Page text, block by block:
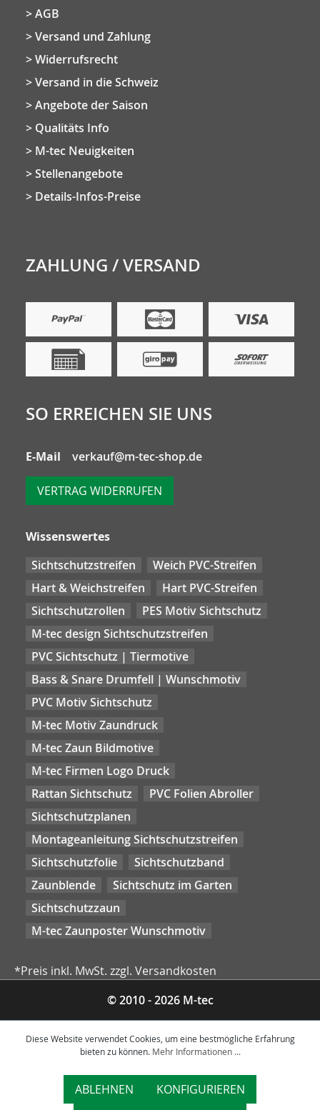
AGB
Versand und Zahlung
Widerrufsrecht
Versand in die Schweiz
Angebote der Saison
Qualitäts Info
M-tec Neuigkeiten
Stellenangebote
Details-Infos-Preise
ZAHLUNG / VERSAND
SO ERREICHEN SIE UNS
E-Mail verkauf@m-tec-shop.de
VERTRAG WIDERRUFEN
Wissenswertes
Sichtschutzstreifen
Weich PVC-Streifen
Hart & Weichstreifen
Hart PVC-Streifen
Sichtschutzrollen
PES Motiv Sichtschutz
M-tec design Sichtschutzstreifen
PVC Sichtschutz | Tiermotive
Bass & Snare Drumfell | Wunschmotiv
PVC Motiv Sichtschutz
M-tec Motiv Zaundruck
M-tec Zaun Bildmotive
M-tec Firmen Logo Druck
Rattan Sichtschutz
PVC Folien Abroller
Sichtschutzplanen
Montageanleitung Sichtschutzstreifen
Sichtschutzfolie
Sichtschutzband
Zaunblende
Sichtschutz im Garten
Sichtschutzzaun
M-tec Zaunposter Wunschmotiv
*Preis inkl. MwSt. zzgl. Versandkosten
© 2010 - 2026 M-tec
Diese Website verwendet Cookies, um eine bestmögliche Erfahrung
bieten zu können. Mehr Informationen ...
ABLEHNEN KONFIGURIEREN